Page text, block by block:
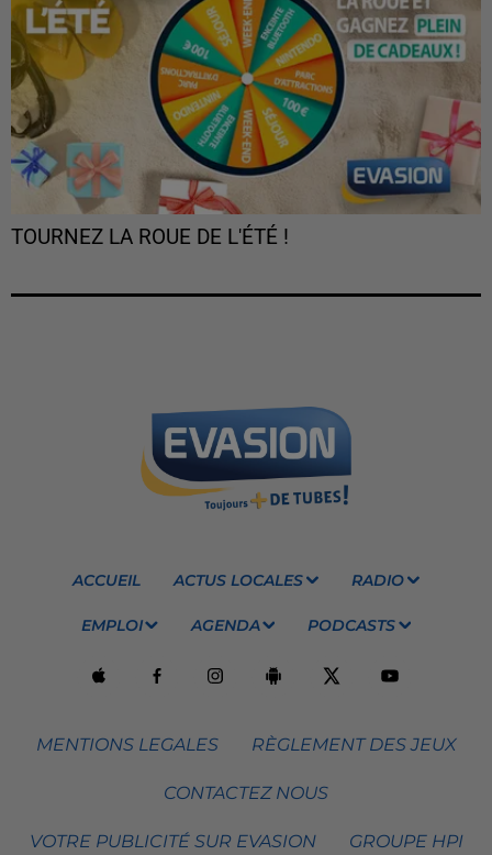
TOURNEZ LA ROUE DE L'ÉTÉ !
ACCUEIL ACTUS LOCALES RADIO
EMPLOI AGENDA PODCASTS
MENTIONS LEGALES RÈGLEMENT DES JEUX
CONTACTEZ NOUS
VOTRE PUBLICITÉ SUR EVASION GROUPE HPI